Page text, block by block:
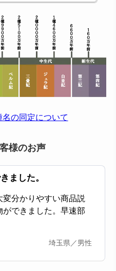
の同定について
様のお声
ました。
分かりやすい商品説
できました。早速部
埼玉県／男性